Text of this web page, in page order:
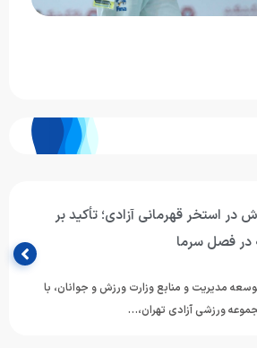
استخر قهرمانی آزادی؛ تأکید بر
در فصل سرما
مدیریت و منابع وزارت ورزش و جوانان، با
ورزشی آزادی تهران،…